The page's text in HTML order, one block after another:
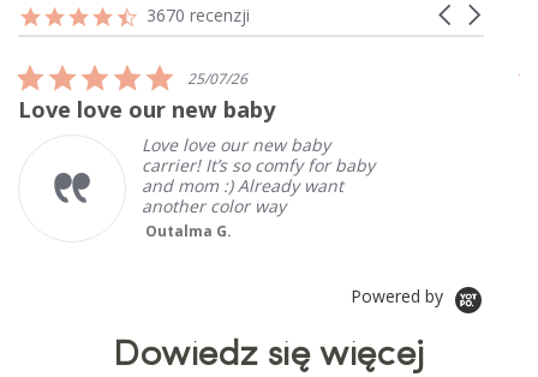
Reviews
carousel
Carousel
arrows
4.7
star
3670 recenzji
5.0
star
rating
25/07/26
Love love our new baby
Love love our new baby
carrier! It’s so comfy for baby
and mom :) Already want
another color way
Outalma G.
Powered by
Dowiedz się więcej